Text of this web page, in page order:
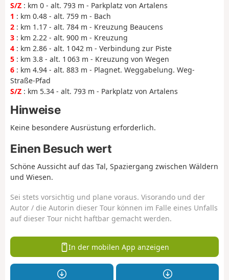
S/Z : km 0 - alt. 793 m - Parkplatz von Artalens
1 : km 0.48 - alt. 759 m - Bach
2 : km 1.17 - alt. 784 m - Kreuzung Beaucens
3 : km 2.22 - alt. 900 m - Kreuzung
4 : km 2.86 - alt. 1 042 m - Verbindung zur Piste
5 : km 3.8 - alt. 1 063 m - Kreuzung von Wegen
6 : km 4.94 - alt. 883 m - Plagnet. Weggabelung. Weg-
Straße-Pfad
S/Z : km 5.34 - alt. 793 m - Parkplatz von Artalens
Hinweise
Keine besondere Ausrüstung erforderlich.
Einen Besuch wert
Schöne Aussicht auf das Tal, Spaziergang zwischen Wäldern
und Wiesen.
Sei stets vorsichtig und plane voraus. Visorando und der
Autor / die Autorin dieser Tour können im Falle eines Unfalls
auf dieser Tour nicht haftbar gemacht werden.
In der mobilen App anzeigen